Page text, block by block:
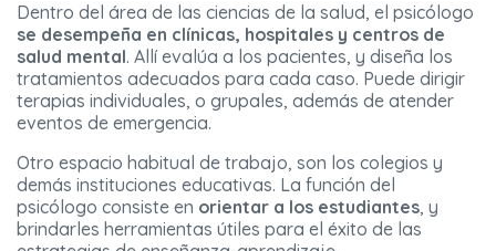
Dentro del área de las ciencias de la salud, el psicólogo
se desempeña en clínicas, hospitales y centros de
salud mental. Allí evalúa a los pacientes, y diseña los
tratamientos adecuados para cada caso. Puede dirigir
terapias individuales, o grupales, además de atender
eventos de emergencia.
Otro espacio habitual de trabajo, son los colegios y
demás instituciones educativas. La función del
psicólogo consiste en orientar a los estudiantes, y
brindarles herramientas útiles para el éxito de las